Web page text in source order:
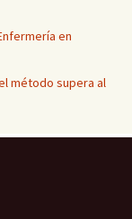
en
método supera al